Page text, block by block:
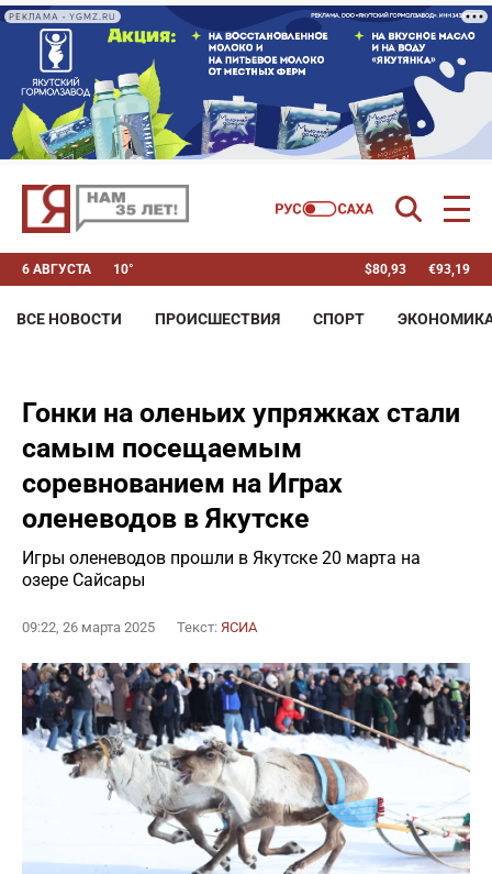
РЕКЛАМА • YGMZ.RU
6 АВГУСТА 10° $80,93 €93,19
ВСЕ НОВОСТИ ПРОИСШЕСТВИЯ СПОРТ
Гонки на оленьих упряжках стали
самым посещаемым
соревнованием на Играх
оленеводов в Якутске
Игры оленеводов прошли в Якутске 20 марта на
озере Сайсары
09:22, 26 марта 2025 Текст: ЯСИА